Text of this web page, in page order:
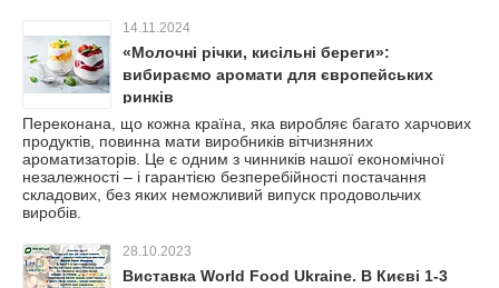
14.11.2024
«Молочні річки, кисільні береги»:
вибираємо аромати для європейських
ринків
Переконана, що кожна країна, яка виробляє багато харчових
продуктів, повинна мати виробників вітчизняних
ароматизаторів. Це є одним з чинників нашої економічної
незалежності – і гарантією безперебійності постачання
складових, без яких неможливий випуск продовольчих
виробів.
28.10.2023
Виставка World Food Ukraine. В Києві 1-3